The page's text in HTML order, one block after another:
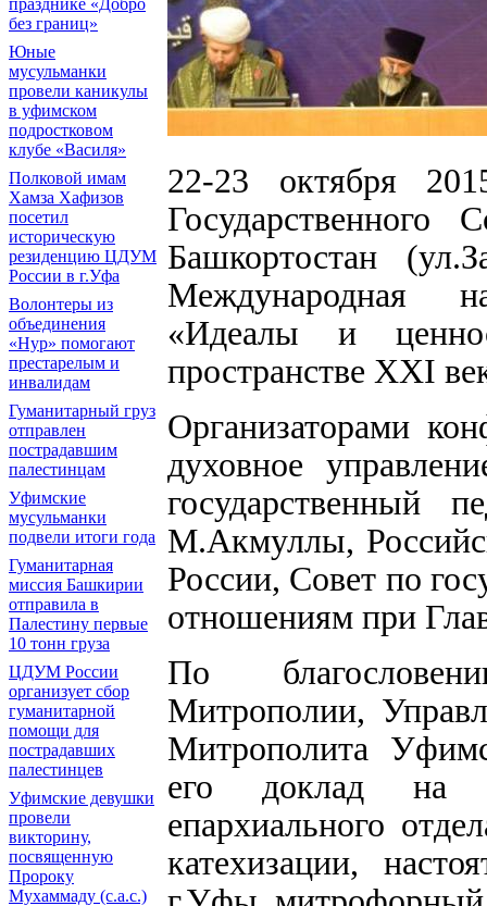
празднике «Добро
без границ»
Юные
мусульманки
провели каникулы
в уфимском
подростковом
клубе «Василя»
Полковой имам
Хамза Хафизов
посетил
историческую
резиденцию ЦДУМ
России в г.Уфа
Волонтеры из
объединения
«Нур» помогают
престарелым и
инвалидам
Гуманитарный груз
отправлен
пострадавшим
палестинцам
Уфимские
мусульманки
подвели итоги года
Гуманитарная
миссия Башкирии
отправила в
Палестину первые
10 тонн груза
ЦДУМ России
организует сбор
гуманитарной
помощи для
пострадавших
палестинцев
Уфимские девушки
провели
викторину,
посвященную
Пророку
Мухаммаду (с.а.с.)
22-23 октября
Государственного
Башкортостан
Международная
«Идеалы и
пространстве XXI
Организаторами
духовное
государственный
М.Акмуллы,
России, Совет по
отношениям при
По
Митрополии,
Митрополита
его доклад на
епархиального
катехизации,